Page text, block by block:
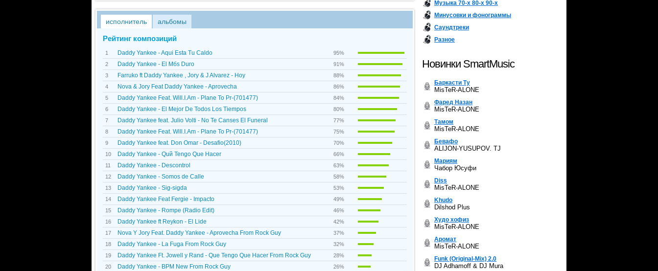
исполнитель альбомы
Рейтинг композиций
1 Daddy Yankee - Aqui Esta Tu Caldo
95%
2
Daddy Yankee - El Mбs Duro
91%
3
Farruko ft Daddy Yankee , Jory & J Alvarez - Hoy
88%
4
Nova & Jory Feat Daddy Yankee - Aprovecha
86%
5
Daddy Yankee Feat. Will.I.Am - Plane To Pr-(701477)
84%
6
Daddy Yankee - El Mejor De Todos Los Tiempos
80%
7
Daddy Yankee feat. Julio Volti - No Te Canses El Funeral
77%
8
Daddy Yankee Feat. Will.I.Am - Plane To Pr-(701477)
75%
9
Daddy Yankee feat. Don Omar - Desafio(2010)
70%
10
Daddy Yankee - Quй Tengo Que Hacer
66%
11
Daddy Yankee - Descontrol
63%
12
Daddy Yankee - Somos de Calle
58%
13
Daddy Yankee - Sig-sigda
53%
14
Daddy Yankee Feat Fergie - Impacto
49%
15
Daddy Yankee - Rompe (Radio Edit)
46%
16
Daddy Yankee ft Reykon - El Lide
42%
17
Nova Y Jory Feat. Daddy Yankee - Aprovecha From Rock Guy
37%
18
Daddy Yankee - La Fuga From Rock Guy
32%
19
Daddy Yankee Ft. Jowell y Rand - Que Tengo Que Hacer From Rock Guy
28%
20
Daddy Yankee - BPM New From Rock Guy 26%
Музыка 70-х 80-х 90-х
Минусовки и фонограммы
Саундтреки
Разное
Новинки SmartMusic
Баркасти Ту
MisTeR-ALONE
Фаред Назан
MisTeR-ALONE
Тамом
MisTeR-ALONE
Бевафо
ALIJON-YUSUPOV. TJ
Мариям
Чабор Юсуфи
Diss
MisTeR-ALONE
Khudo
Dilshod Plus
Худо хофиз
MisTeR-ALONE
Аромат
MisTeR-ALONE
Funk (Original-Mix) 2.0
DJ Adhamoff & DJ Mura